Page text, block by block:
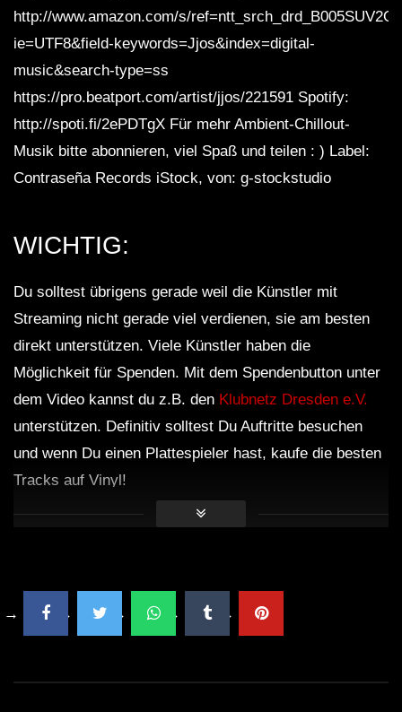
http://www.amazon.com/s/
ie=UTF8&field-keywords=Jjos&index=digital-
music&search-type=ss
https://pro.beatport.com/artist/jjos/221591 Spotify:
http://spoti.fi/2ePDTgX Für mehr Ambient-Chillout-
Musik bitte abonnieren, viel Spaß und teilen : ) Label:
Contraseña Records iStock, von: g-stockstudio
WICHTIG:
Du solltest übrigens gerade weil die Künstler mit
Streaming nicht gerade viel verdienen, sie am besten
direkt unterstützen. Viele Künstler haben die
Möglichkeit für Spenden. Mit dem Spendenbutton unter
dem Video kannst du z.B. den Klubnetz Dresden e.V.
unterstützen. Definitiv solltest Du Auftritte besuchen
und wenn Du einen Plattespieler hast, kaufe die besten
Tracks auf Vinyl!